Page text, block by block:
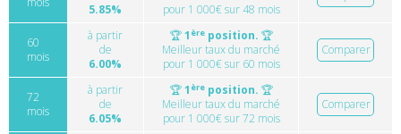
5.85%
pour 1 000€ sur 48 mois
60
mois
à partir
de
6.00%
🏆1 èreposition. 🏆
Meilleur taux du marché
pour 1 000€ sur 60 mois
Comparer
72
mois
à partir
de
6.05%
🏆1 èreposition. 🏆
Meilleur taux du marché
pour 1 000€ sur 72 mois
Comparer